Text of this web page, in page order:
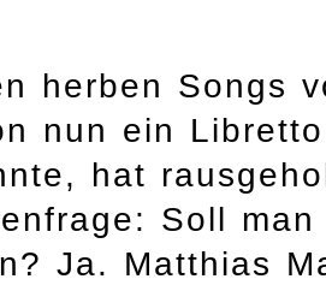
herben Songs
nun ein
hat
Soll
Ja. Matthias